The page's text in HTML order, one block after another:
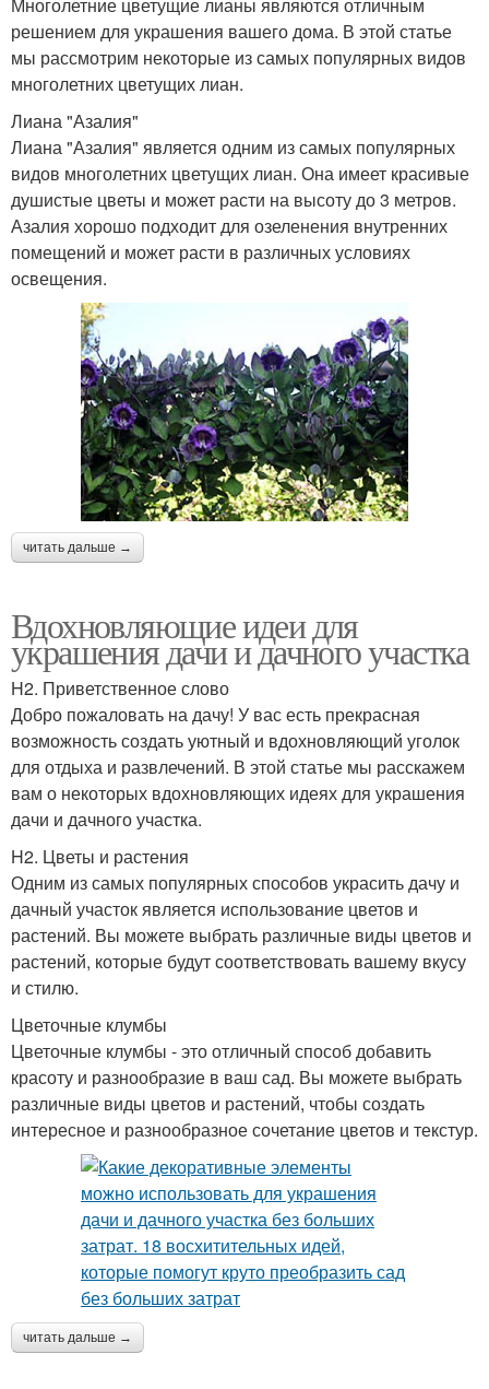
решением для украшения вашего дома. В этой статье
мы рассмотрим некоторые из самых популярных видов
многолетних цветущих лиан.
Лиана "Азалия"
Лиана "Азалия" является одним из самых популярных
видов многолетних цветущих лиан. Она имеет красивые
душистые цветы и может расти на высоту до 3 метров.
Азалия хорошо подходит для озеленения внутренних
помещений и может расти в различных условиях
освещения.
читать дальше →
Вдохновляющие идеи для
украшения дачи и дачного участка
H2. Приветственное слово
Добро пожаловать на дачу! У вас есть прекрасная
возможность создать уютный и вдохновляющий уголок
для отдыха и развлечений. В этой статье мы расскажем
вам о некоторых вдохновляющих идеях для украшения
дачи и дачного участка.
H2. Цветы и растения
Одним из самых популярных способов украсить дачу и
дачный участок является использование цветов и
растений. Вы можете выбрать различные виды цветов и
растений, которые будут соответствовать вашему вкусу
и стилю.
Цветочные клумбы
Цветочные клумбы - это отличный способ добавить
красоту и разнообразие в ваш сад. Вы можете выбрать
различные виды цветов и растений, чтобы создать
интересное и разнообразное сочетание цветов и текстур.
читать дальше →